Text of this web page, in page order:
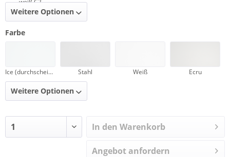
weiß C2
Weitere Optionen
Farbe
Ice (durchscheinend) Stahl Weiß Ecru
Weitere Optionen
In den Warenkorb
Angebot anfordern